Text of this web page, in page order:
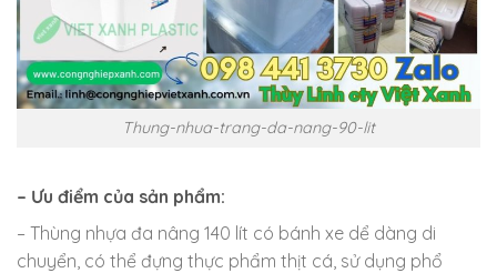
Thung-nhua-trang-da-nang-90-lit
– Ưu điểm của sản phẩm:
– Thùng nhựa đa nâng 140 lít có bánh xe dể dàng di
chuyển, có thể đựng thực phẩm thịt cá, sử dụng phổ